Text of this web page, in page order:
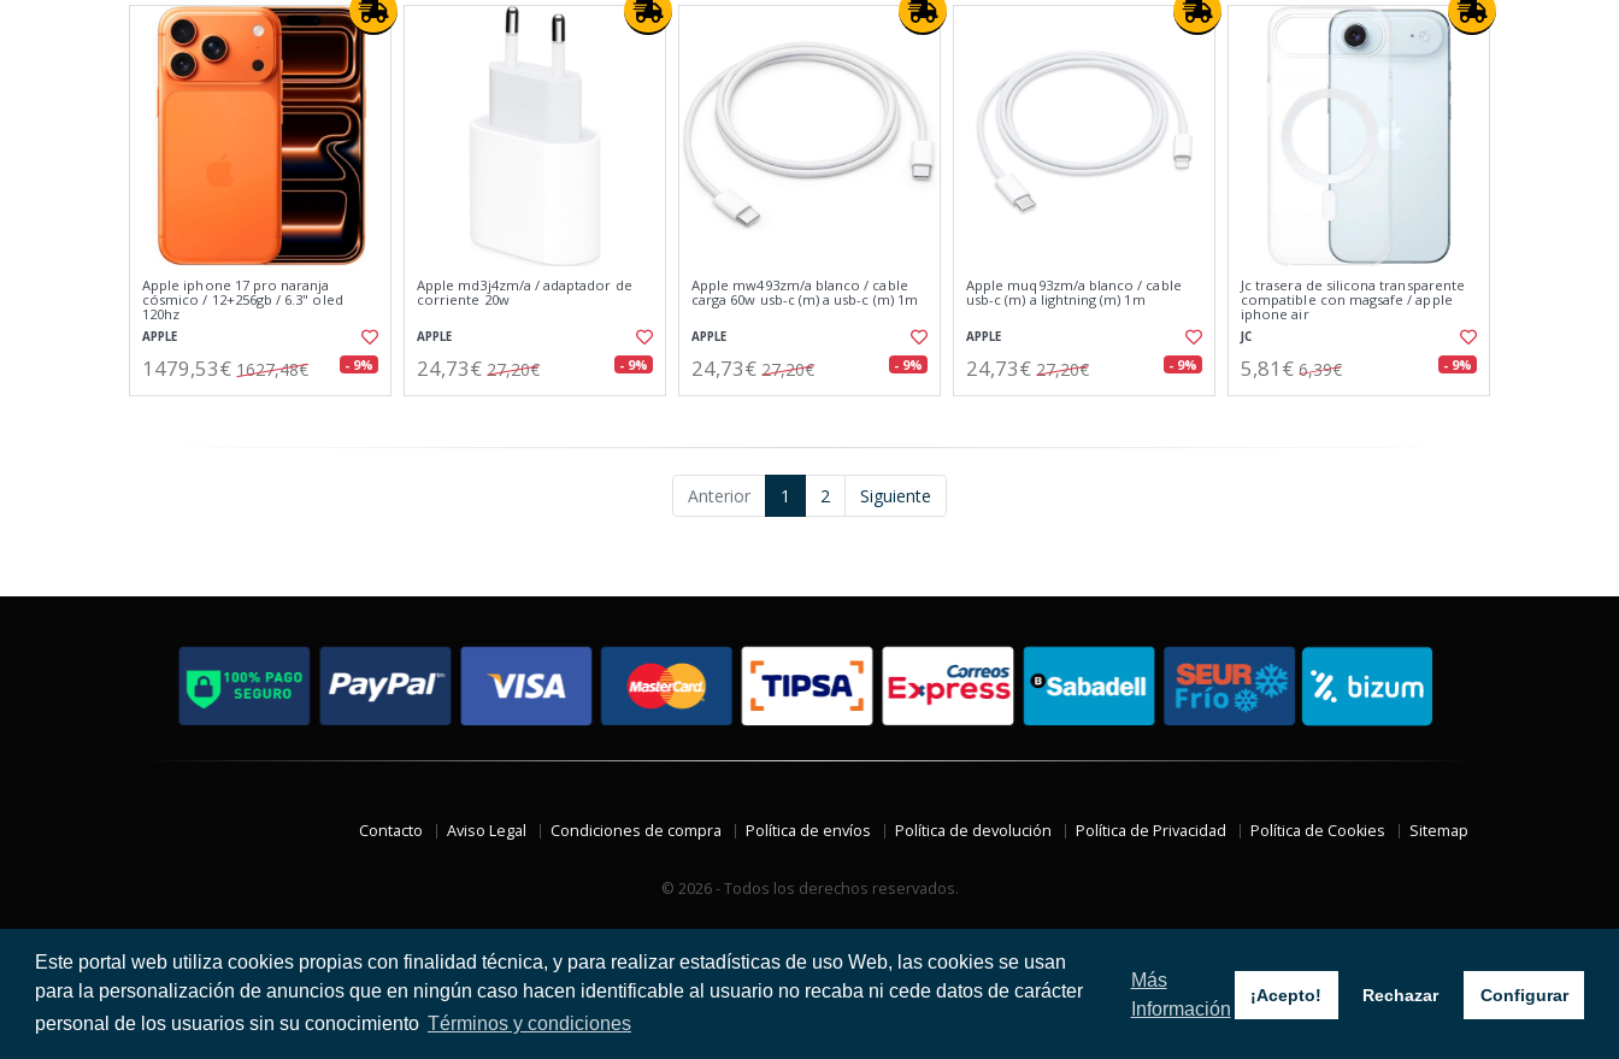
Este portal web utiliza cookies propias con finalidad técnica, y para realizar estadísticas de uso Web, las cookies se usan
para la personalización de anuncios que en ningún caso hacen identificable al usuario no recaba ni cede datos de carácter
personal de los usuarios sin su conocimiento Términos y condiciones
Más
Información
¡Acepto! Rechazar Configurar
Apple iphone 17 pro naranja
cósmico / 12+256gb / 6.3" oled
120hz
APPLE
1479,53€ 1627,48€ - 9%
Apple md3j4zm/a / adaptador de
corriente 20w
APPLE
24,73€ 27,20€ - 9%
Apple mw493zm/a blanco / cable
carga 60w usb-c (m) a usb-c (m) 1m
APPLE
24,73€ 27,20€ - 9%
Apple muq93zm/a blanco / cable
usb-c (m) a lightning (m) 1m
APPLE
24,73€ 27,20€ - 9%
Jc trasera de silicona transparente
compatible con magsafe / apple
iphone air
JC
5,81€ 6,39€ - 9%
Anterior 1 2 Siguiente
Contacto Aviso Legal Condiciones de compra Política de envíos Política de devolución Política de Privacidad Política de Cookies Sitemap
© 2026 - Todos los derechos reservados.